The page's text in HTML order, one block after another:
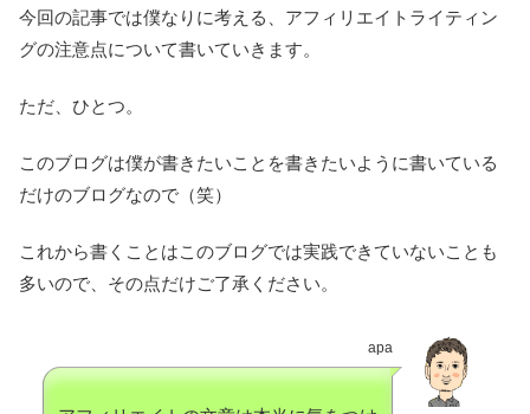
今回の記事では僕なりに考える、アフィリエイトライティン
グの注意点について書いていきます。
ただ、ひとつ。
このブログは僕が書きたいことを書きたいように書いている
だけのブログなので（笑）
これから書くことはこのブログでは実践できていないことも
多いので、その点だけご了承ください。
apa